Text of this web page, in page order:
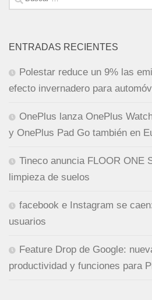
ENTRADAS RECIENTES
Polestar reduce un 9% las
efecto invernadero para
OnePlus lanza OnePlus
y OnePlus Pad Go también en
Tineco anuncia FLOOR ONE
limpieza de suelos
facebook e Instagram se
usuarios
Feature Drop de Google:
productividad y funciones para